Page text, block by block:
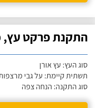
התקנת פרקט עץ,
סוג העץ: עץ אורן
תשתית קיימת: על גבי
סוג התקנה: הנחה צפה